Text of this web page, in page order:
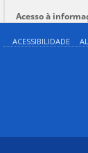
Acesso à
ACESSIBILIDADE